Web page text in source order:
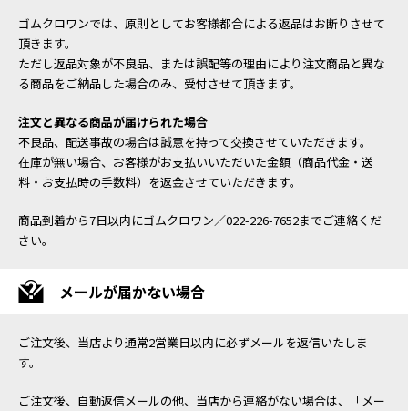
ゴムクロワンでは、原則としてお客様都合による返品はお断りさせて
頂きます。
ただし返品対象が不良品、または誤配等の理由により注文商品と異な
る商品をご納品した場合のみ、受付させて頂きます。
注文と異なる商品が届けられた場合
不良品、配送事故の場合は誠意を持って交換させていただきます。
在庫が無い場合、お客様がお支払いいただいた金額（商品代金・送
料・お支払時の手数料）を返金させていただきます。
商品到着から7日以内にゴムクロワン／022-226-7652までご連絡くだ
さい。
メールが届かない場合
ご注文後、当店より通常2営業日以内に必ずメールを返信いたしま
す。
ご注文後、自動返信メールの他、当店から連絡がない場合は、「メー